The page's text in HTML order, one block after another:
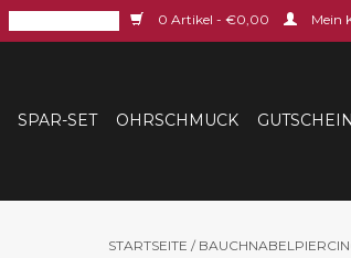
0 Artikel - €0,00 Mein
SPAR-SET OHRSCHMUCK
STARTSEITE /